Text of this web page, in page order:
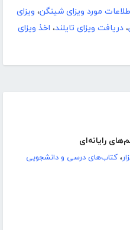
رایانه‌ای
، کتاب‌های درسی و دانشجویی
مورد ویزای شینگن، ویزای
، دریافت ویزای تایلند، اخذ ویزای